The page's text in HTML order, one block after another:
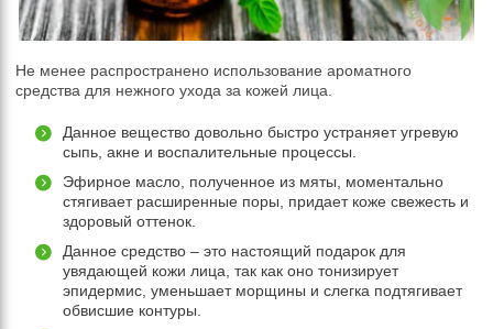
Не менее распространено использование ароматного
средства для нежного ухода за кожей лица.
Данное вещество довольно быстро устраняет угревую
сыпь, акне и воспалительные процессы.
Эфирное масло, полученное из мяты, моментально
стягивает расширенные поры, придает коже свежесть и
здоровый оттенок.
Данное средство – это настоящий подарок для
увядающей кожи лица, так как оно тонизирует
эпидермис, уменьшает морщины и слегка подтягивает
обвисшие контуры.